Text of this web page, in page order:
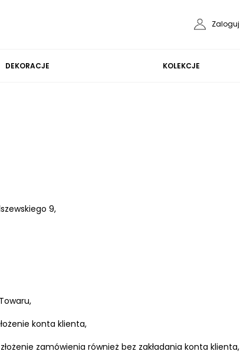
Zaloguj
DEKORACJE KOLEKCJE
9,
konta klienta,
zamówienia również bez zakładania konta klienta,